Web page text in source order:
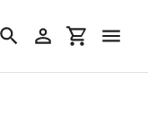
SuchenEinloggen